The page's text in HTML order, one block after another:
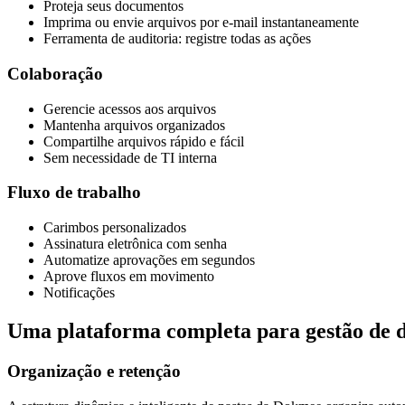
Proteja seus documentos
Imprima ou envie arquivos por e-mail instantaneamente
Ferramenta de auditoria: registre todas as ações
Colaboração
Gerencie acessos aos arquivos
Mantenha arquivos organizados
Compartilhe arquivos rápido e fácil
Sem necessidade de TI interna
Fluxo de trabalho
Carimbos personalizados
Assinatura eletrônica com senha
Automatize aprovações em segundos
Aprove fluxos em movimento
Notificações
Uma plataforma completa para gestão de
Organização e retenção